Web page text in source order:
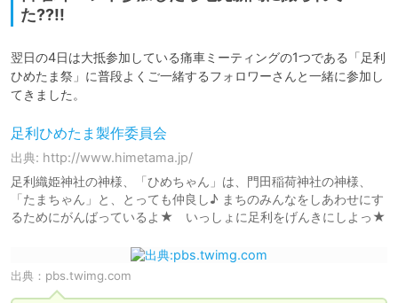
た??!!
翌日の4日は大抵参加している痛車ミーティングの1つである「足利
ひめたま祭」に普段よくご一緒するフォロワーさんと一緒に参加し
てきました。
足利ひめたま製作委員会
出典: http://www.himetama.jp/
足利織姫神社の神様、「ひめちゃん」は、門田稲荷神社の神様、
「たまちゃん」と、とっても仲良し♪ まちのみんなをしあわせにす
るためにがんばっているよ★ いっしょに足利をげんきにしよっ★
出典： pbs.twimg.com